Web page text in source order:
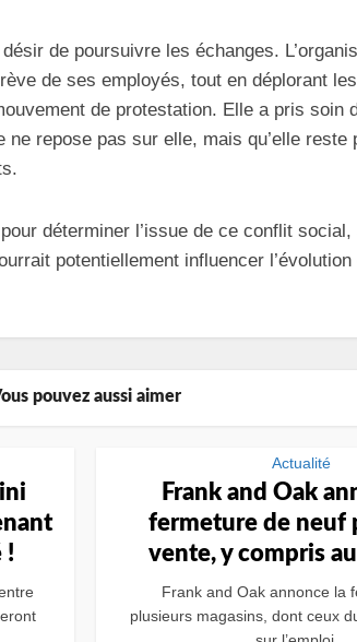
de poursuivre les échanges.
de ses employés, tout en déplorant les
de protestation. Elle a pris soin
repose pas sur elle, mais qu’elle reste
déterminer l’issue de ce conflit social,
potentiellement influencer
pouvez aussi aimer
!
Actualité
Frank and Oak
fermeture de neuf
vente, y compris
Frank and Oak annonce la
plusieurs magasins, dont ceux